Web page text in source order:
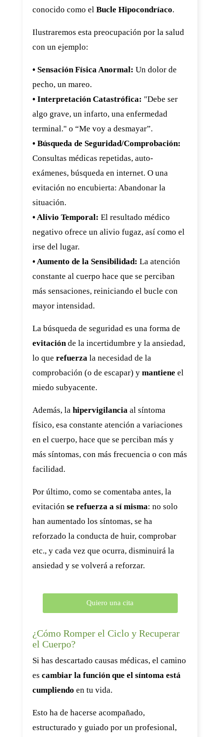
conocido como el Bucle Hipocondríaco.
Ilustraremos esta preocupación por la salud
con un ejemplo:
• Sensación Física Anormal: Un dolor de
pecho, un mareo.
• Interpretación Catastrófica: "Debe ser
algo grave, un infarto, una enfermedad
terminal." o “Me voy a desmayar”.
• Búsqueda de Seguridad/Comprobación:
Consultas médicas repetidas, auto-
exámenes, búsqueda en internet. O una
evitación no encubierta: Abandonar la
situación.
• Alivio Temporal: El resultado médico
negativo ofrece un alivio fugaz, así como el
irse del lugar.
• Aumento de la Sensibilidad: La atención
constante al cuerpo hace que se perciban
más sensaciones, reiniciando el bucle con
mayor intensidad.
La búsqueda de seguridad es una forma de
evitaciónde la incertidumbre y la ansiedad,
lo que refuerza la necesidad de la
comprobación (o de escapar) y mantiene el
miedo subyacente.
Además, la hipervigilancia al síntoma
físico, esa constante atención a variaciones
en el cuerpo, hace que se perciban más y
más síntomas, con más frecuencia o con más
facilidad.
Por último, como se comentaba antes, la
evitación se refuerza a sí misma: no solo
han aumentado los síntomas, se ha
reforzado la conducta de huir, comprobar
etc., y cada vez que ocurra, disminuirá la
ansiedad y se volverá a reforzar.
Quiero una cita
¿Cómo Romper el Ciclo y Recuperar
el Cuerpo?
Si has descartado causas médicas, el camino
es cambiar la función que el síntoma está
cumpliendo en tu vida.
Esto ha de hacerse acompañado,
estructurado y guiado por un profesional,